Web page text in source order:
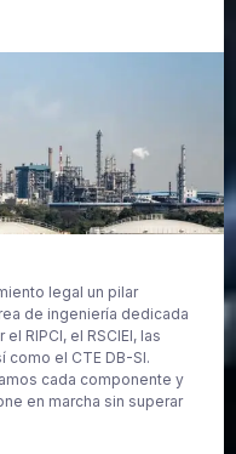
legal un pilar
de ingeniería dedicada
RIPCI, el RSCIEI, las
como el CTE DB-SI.
cada componente y
en marcha sin superar